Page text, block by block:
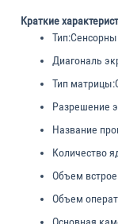
Краткие
Тип:
Диагональ
Тип матрицы:
Разрешение
Название
Количество
Объем
Объем
Основная